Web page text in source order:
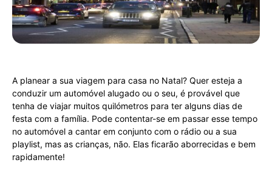
A planear a sua viagem para casa no Natal? Quer esteja a
conduzir um automóvel alugado ou o seu, é provável que
tenha de viajar muitos quilómetros para ter alguns dias de
festa com a família. Pode contentar-se em passar esse tempo
no automóvel a cantar em conjunto com o rádio ou a sua
playlist, mas as crianças, não. Elas ficarão aborrecidas e bem
rapidamente!